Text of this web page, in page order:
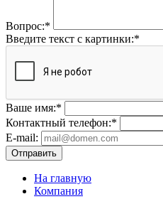
Вопрос:*
Введите текст с картинки:*
Ваше имя:*
Контактный телефон:*
E-mail:
Отправить
На главную
Компания